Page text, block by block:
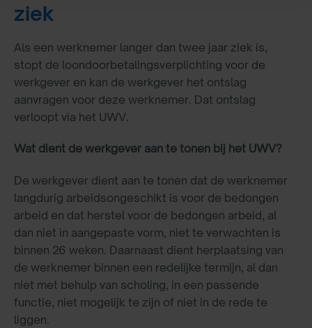
ziek
Als een werknemer langer dan twee jaar ziek is,
stopt de loondoorbetalingsverplichting voor de
werkgever en kan de werkgever het ontslag
aanvragen voor deze werknemer. Dat ontslag
verloopt via het UWV.
Wat dient de werkgever aan te tonen bij het UWV?
De werkgever dient aan te tonen dat de werknemer
langdurig arbeidsongeschikt is voor de bedongen
arbeid en dat herstel voor de bedongen arbeid, al
dan niet in aangepaste vorm, niet te verwachten is
binnen 26 weken. Daarnaast dient herplaatsing van
de werknemer binnen een redelijke termijn, al dan
niet met behulp van scholing, in een passende
functie, niet mogelijk te zijn of niet in de rede te
liggen.